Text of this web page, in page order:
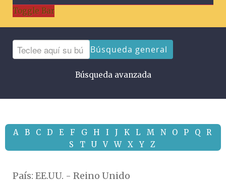
Toggle Bar
Búsqueda general
Búsqueda avanzada
A B C D E F G H I J K L M N O P Q
R
S
T U V W X Y Z
País: EE.UU. - Reino Unido